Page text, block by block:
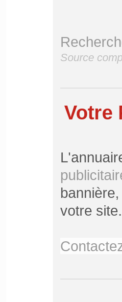
Source
Votre
votre site.